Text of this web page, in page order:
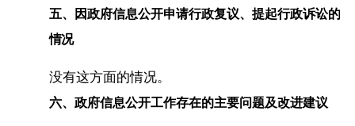
五、因政府信息公开申请行政复议、提起行政诉讼的
情况
没有这方面的情况。
六、政府信息公开工作存在的主要问题及改进建议